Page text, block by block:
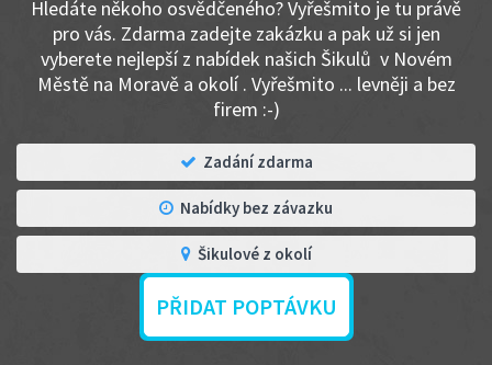
Hledáte někoho osvědčeného? Vyřešmito je tu právě
pro vás. Zdarma zadejte zakázku a pak už si jen
vyberete nejlepší z nabídek našich Šikulů v Novém
Městě na Moravě a okolí . Vyřešmito ... levněji a bez
firem :-)
Zadání zdarma
Nabídky bez závazku
Šikulové z okolí
PŘIDAT POPTÁVKU